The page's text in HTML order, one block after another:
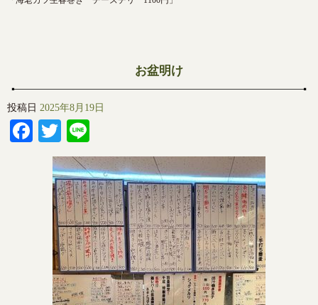
お盆明け
投稿日 2025年8月19日
Facebook
Twitter